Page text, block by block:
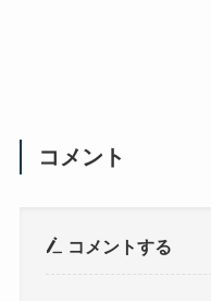
コメント
コメントする